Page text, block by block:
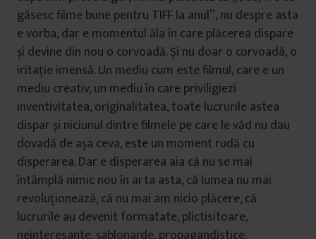
găsesc filme bune pentru TIFF la anul”, nu despre asta
e vorba, dar e momentul ăla în care plăcerea dispare
și devine din nou o corvoadă. Și nu doar o corvoadă, o
iritație imensă. Un mediu cum este filmul, care e un
mediu creativ, un mediu în care priviligiezi
inventivitatea, originalitatea, toate lucrurile astea
dispar și niciunul dintre filmele pe care le văd nu dau
dovadă de așa ceva, este un moment rudă cu
disperarea. Dar e disperarea aia că nu se mai
întâmplă nimic nou în arta asta, că lumea nu mai
revoluționează, că nu mai am nicio plăcere, că
lucrurile au devenit formatate, plictisitoare,